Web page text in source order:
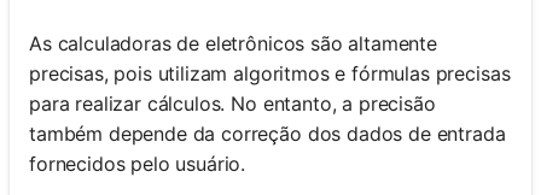
As calculadoras de eletrônicos são altamente
precisas, pois utilizam algoritmos e fórmulas precisas
para realizar cálculos. No entanto, a precisão
também depende da correção dos dados de entrada
fornecidos pelo usuário.